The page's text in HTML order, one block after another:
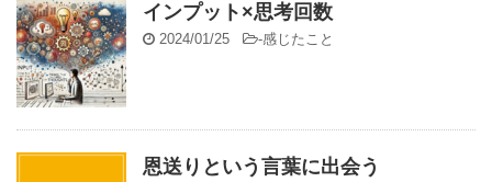
インプット×思考回数
2024/01/25 -感じたこと
恩送りという言葉に出会う